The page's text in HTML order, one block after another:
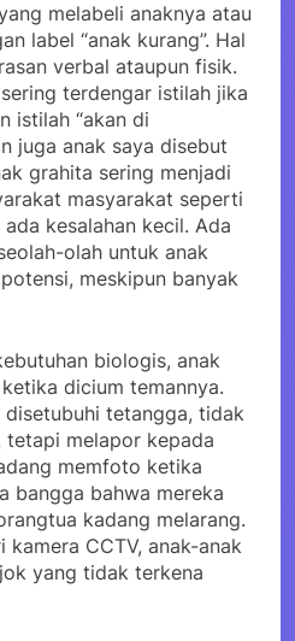
melabeli anaknya atau
label “anak kurang”. Hal
verbal ataupun fisik.
terdengar istilah jika
istilah “akan di
juga anak saya disebut
grahita sering menjadi
masyarakat seperti
ada kesalahan kecil. Ada
olah untuk anak
meskipun banyak
biologis, anak
dicium temannya.
tetangga, tidak
melapor kepada
memfoto ketika
bangga bahwa mereka
kadang melarang.
CCTV, anak-anak
yang tidak terkena